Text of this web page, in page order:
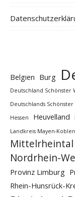
Belgien Burg
Deutschland Schönster
Deutschlands
Hessen
Heuvelland
Landkreis Mayen-
Mittelrheintal
Nordrhein-
Provinz Limburg
Rhein-Hunsrück-